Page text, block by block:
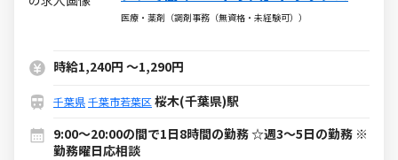
アの調剤事務
医療・薬剤（調剤事務（無資格・未経験可））
時給1,240円 ～1,290円
千葉県千葉市若葉区 桜木(千葉県)駅
9:00～20:00の間で1日8時間の勤務 ☆週3～5日の勤務 ※
勤務曜日応相談